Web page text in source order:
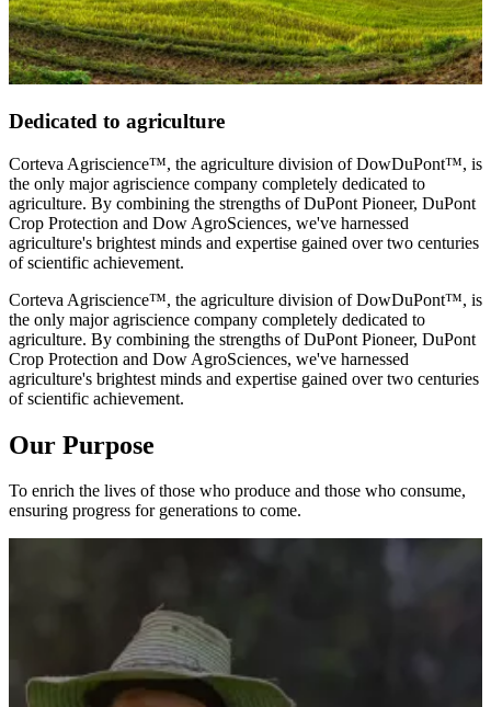
Dedicated to agriculture
Corteva Agriscience™, the agriculture division of DowDuPont™, is
the only major agriscience company completely dedicated to
agriculture. By combining the strengths of DuPont Pioneer, DuPont
Crop Protection and Dow AgroSciences, we've harnessed
agriculture's brightest minds and expertise gained over two centuries
of scientific achievement.
Corteva Agriscience™, the agriculture division of DowDuPont™, is
the only major agriscience company completely dedicated to
agriculture. By combining the strengths of DuPont Pioneer, DuPont
Crop Protection and Dow AgroSciences, we've harnessed
agriculture's brightest minds and expertise gained over two centuries
of scientific achievement.
Our Purpose
To enrich the lives of those who produce and those who consume,
ensuring progress for generations to come.